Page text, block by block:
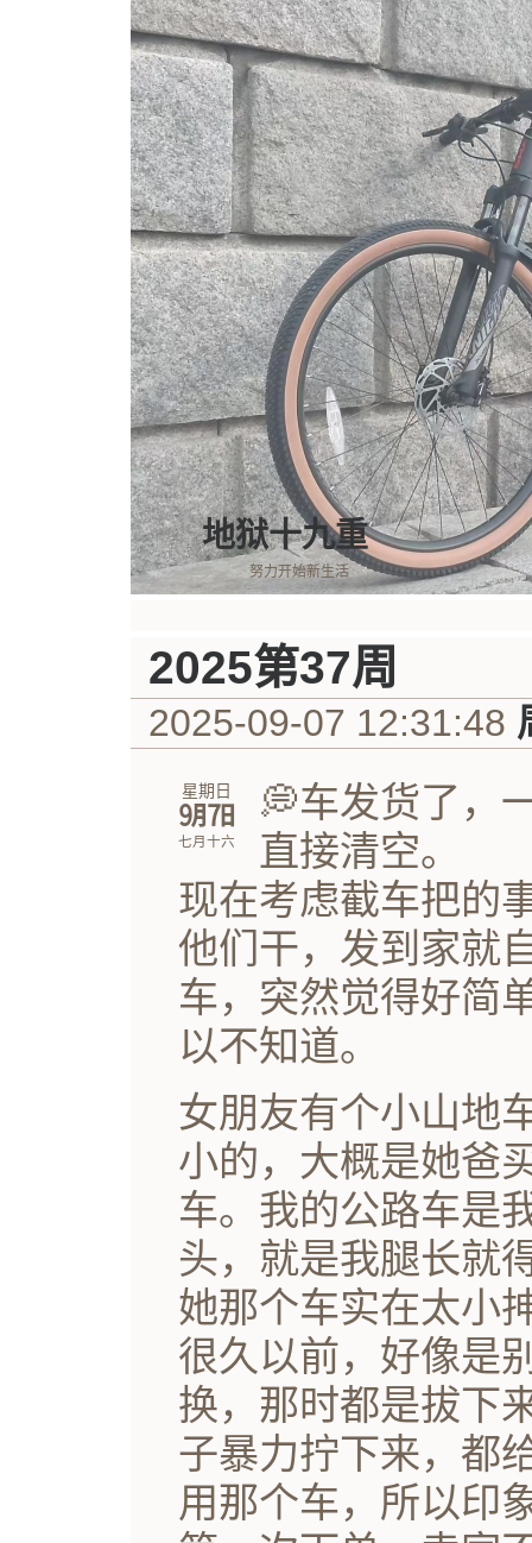
地狱十九重
努力开始新生活
2025第37周
2025-09-07 12:31:48
星期日
㋈㏦
七月十六
💭车发货了，
直接清空。
现在考虑截车把的
他们干，发到家就
车，突然觉得好简
以不知道。
女朋友有个小山地
小的，大概是她爸
车。我的公路车是
头，就是我腿长就
她那个车实在太小
很久以前，好像是
换，那时都是拔下
子暴力拧下来，都
用那个车，所以印